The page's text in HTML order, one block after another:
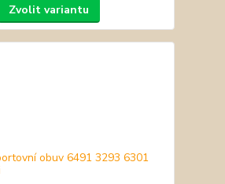
Zvolit variantu